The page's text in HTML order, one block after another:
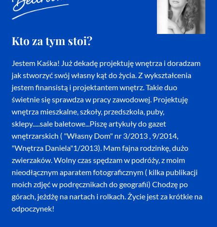
Kto za tym stoi?
Jestem Kaśka! Już dekadę projektuję wnętrza i doradzam
jak stworzyć swój własny kąt do życia. Z wykształcenia
jestem finansistą i projektantem wnętrz. Takie duo
świetnie się sprawdza w pracy zawodowej. Projektuję
wnętrza mieszkalne, szkoły, przedszkola, puby,
sklepy.....sale baletowe...Piszę artykuły do gazet
wnętrzarskich ( "Własny Dom" nr 3/2013 , 9/2014,
"Wnętrza Daniela"1/2013). Mam fajna rodzinkę, dużo
zwierzaków. Wolny czas spędzam w podróży, z moim
nieodłącznym aparatem fotograficznym ( kilka publikacji
moich zdjęć w podręcznikach do geografii) Chodzę po
górach, jeżdżę na nartach i rolkach. Życie jest za krótkie na
odpoczynek!